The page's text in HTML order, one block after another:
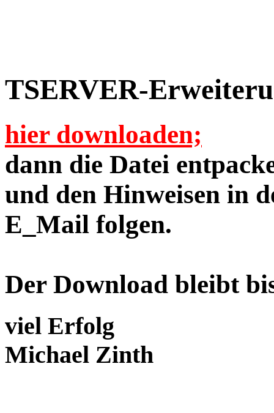
TSERVER-
hier downloaden;
dann die Datei
und den Hinweisen in
E_Mail folgen.
Der Download bleibt
viel Erfolg
Michael Zinth